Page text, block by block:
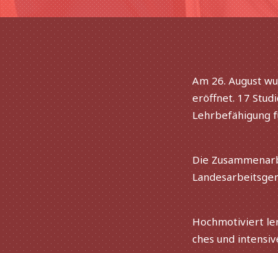
Am 26. August
eröff­net. 17
Lehrbefähigung
Die
Hochmotiviert
ches und